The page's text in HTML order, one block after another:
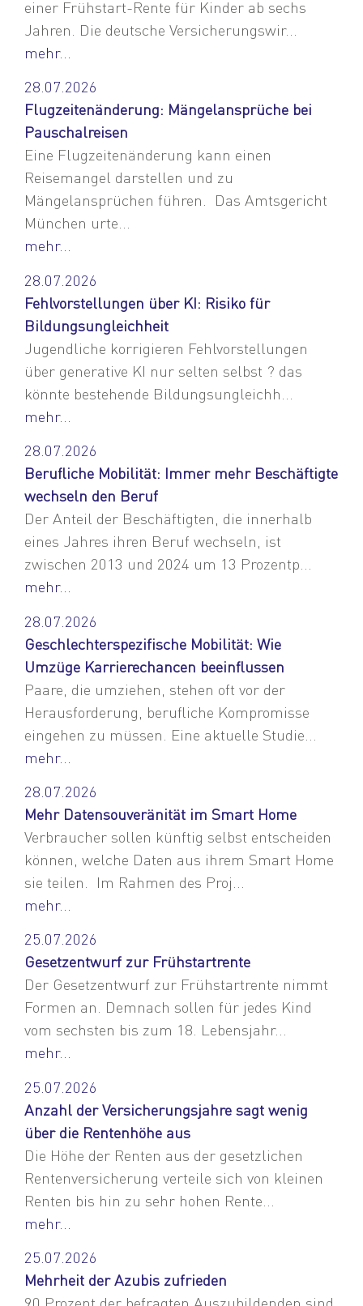
einer Frühstart-Rente für Kinder ab sechs
Jahren. Die deutsche Versicherungswir...
mehr...
28.07.2026
Flugzeitenänderung: Mängelansprüche bei
Pauschalreisen
Eine Flugzeitenänderung kann einen
Reisemangel darstellen und zu
Mängelansprüchen führen. Das Amtsgericht
München urte...
mehr...
28.07.2026
Fehlvorstellungen über KI: Risiko für
Bildungsungleichheit
Jugendliche korrigieren Fehlvorstellungen
über generative KI nur selten selbst ? das
könnte bestehende Bildungsungleichh...
mehr...
28.07.2026
Berufliche Mobilität: Immer mehr Beschäftigte
wechseln den Beruf
Der Anteil der Beschäftigten, die innerhalb
eines Jahres ihren Beruf wechseln, ist
zwischen 2013 und 2024 um 13 Prozentp...
mehr...
28.07.2026
Geschlechterspezifische Mobilität: Wie
Umzüge Karrierechancen beeinflussen
Paare, die umziehen, stehen oft vor der
Herausforderung, berufliche Kompromisse
eingehen zu müssen. Eine aktuelle Studie...
mehr...
28.07.2026
Mehr Datensouveränität im Smart Home
Verbraucher sollen künftig selbst entscheiden
können, welche Daten aus ihrem Smart Home
sie teilen. Im Rahmen des Proj...
mehr...
25.07.2026
Gesetzentwurf zur Frühstartrente
Der Gesetzentwurf zur Frühstartrente nimmt
Formen an. Demnach sollen für jedes Kind
vom sechsten bis zum 18. Lebensjahr...
mehr...
25.07.2026
Anzahl der Versicherungsjahre sagt wenig
über die Rentenhöhe aus
Die Höhe der Renten aus der gesetzlichen
Rentenversicherung verteile sich von kleinen
Renten bis hin zu sehr hohen Rente...
mehr...
25.07.2026
Mehrheit der Azubis zufrieden